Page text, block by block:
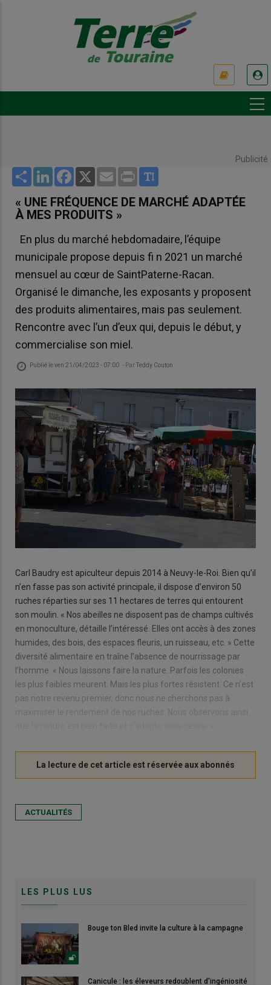
Publicité
Share LinkedInFacebook
X Email Print
« UNE FRÉQUENCE DE MARCHÉ ADAPTÉE
À MES PRODUITS »
En plus du marché hebdomadaire, l’équipe
municipale propose depuis fi n 2021 un marché
mensuel au cœur de SaintPaterne-Racan.
Organisé le dimanche, les exposants y proposent
des produits alimentaires, mais pas seulement.
Rencontre avec l’un d’eux qui, depuis le début, y
commercialise son miel.
Publié leven 21/04/2023 - 07:00 - ParTeddy Couton
Carl Baudry est apiculteur depuis 2014 à Neuvy-le-Roi. Bien qu’il
n’en fasse pas son activité principale, il dispose d’environ 50
ruches réparties sur ses 11 hectares de terres qui entourent
son moulin. « Nos abeilles ne disposent pas de champs cultivés
en monoculture, détaille l’intéressé. Elles ont accès à des zones
humides, des bois, des espaces fleuris, un ruisseau, etc. » Cette
diversité alimentaire en traîne l’absence de nourrissage par
l’homme. « Nous laissons faire la nature. Parfois les colonies
les plus faibles meurent. Mais les plus fortes résistent. Ce n’est
pas notre revenu premier, donc nous ne cherchons pas à
ACTUALITÉS
LES PLUS LUS
Bouge ton Bled invite la culture à la campagne
Canicule : les éleveurs redoublent d'ingéniosité